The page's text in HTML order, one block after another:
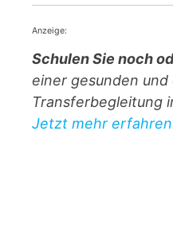
Anzeige:
Schulen Sie noch
einer gesunden
Transferbegleitung
Jetzt mehr